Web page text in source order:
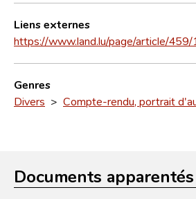
Liens externes
https://www.land.lu/page/article/
Genres
Divers > Compte-rendu, portrait
Documents apparentés